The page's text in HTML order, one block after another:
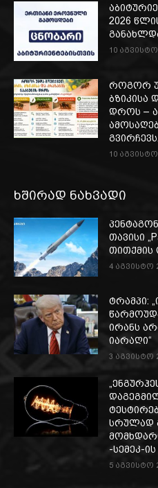
2026
10 აგვისტო
როგორ
ბზიკისა
დროს –
გვირჩევს.
10 აგვისტო
ხშირად ნახვადი
თავისი
თითქმის
4 აგვისტო
ტრამპი:
ირანს
იარაღი“
3 აგვისტო
სრულად
-სემეკ-
5 აგვისტო